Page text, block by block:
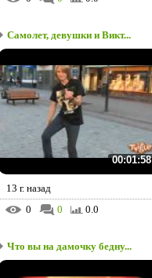
Самолет, девушки и Викт...
00:01:58
13 г. назад
0
0 0.0
Что вы на дамочку бедну...